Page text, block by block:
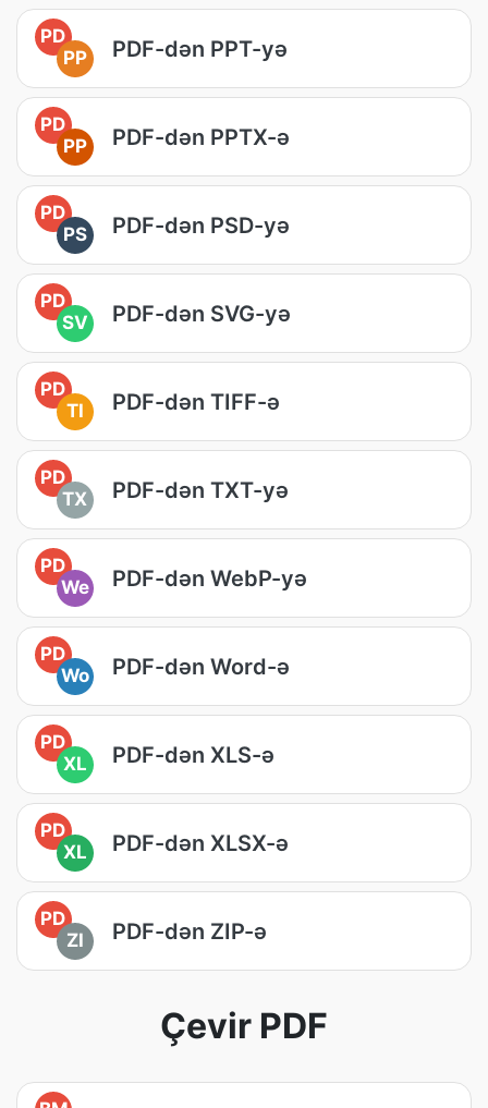
PD
PP
PDF-dən PPT-yə
PD
PP
PDF-dən PPTX-ə
PD
PS
PDF-dən PSD-yə
PD
SV
PDF-dən SVG-yə
PD
TI
PDF-dən TIFF-ə
PD
TX
PDF-dən TXT-yə
PD
We
PDF-dən WebP-yə
PD
Wo
PDF-dən Word-ə
PD
XL
PDF-dən XLS-ə
PD
XL
PDF-dən XLSX-ə
PD
ZI
PDF-dən ZIP-ə
Çevir PDF